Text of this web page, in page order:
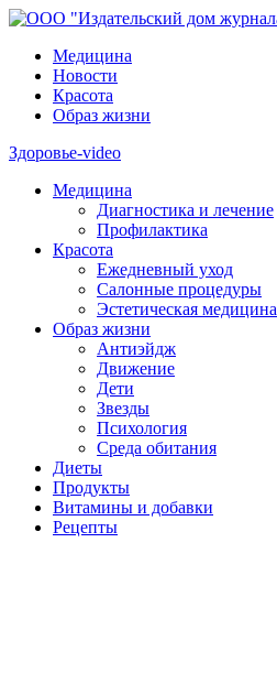
Медицина
Новости
Красота
Образ жизни
Здоровье-video
Медицина
Диагностика и лечение
Профилактика
Красота
Ежедневный уход
Салонные процедуры
Эстетическая медицина
Образ жизни
Антиэйдж
Движение
Дети
Звезды
Психология
Среда обитания
Диеты
Продукты
Витамины и добавки
Рецепты